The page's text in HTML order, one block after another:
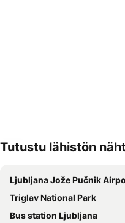
Tutustu lähistön
Ljubljana Jože Pučnik
Triglav National Park
Bus station Ljubljana